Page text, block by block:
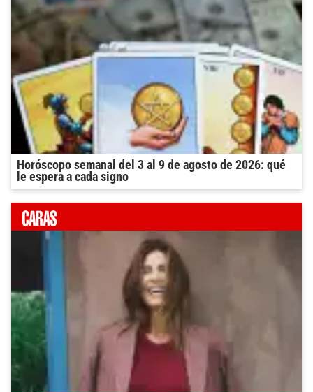
Horóscopo semanal del 3 al 9 de agosto de 2026: qué
le espera a cada signo